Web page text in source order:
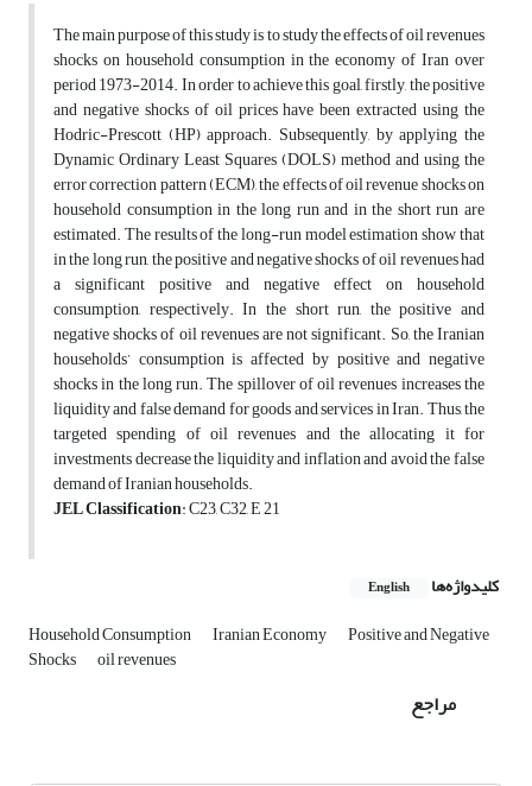
The main purpose of this study is to study the effects of oil revenues
shocks on household consumption in the economy of Iran over
period 1973-2014. In order to achieve this goal, firstly, the positive
and negative shocks of oil prices have been extracted using the
Hodric-Prescott (HP) approach. Subsequently, by applying the
Dynamic Ordinary Least Squares (DOLS) method and using the
error correction pattern (ECM), the effects of oil revenue shocks on
household consumption in the long run and in the short run are
estimated. The results of the long-run model estimation show that
in the long run, the positive and negative shocks of oil revenues had
a significant positive and negative effect on household
consumption, respectively. In the short run, the positive and
negative shocks of oil revenues are not significant. So, the Iranian
households’ consumption is affected by positive and negative
shocks in the long run. The spillover of oil revenues increases the
liquidity and false demand for goods and services in Iran. Thus, the
targeted spending of oil revenues and the allocating it for
investments decrease the liquidity and inflation and avoid the false
demand of Iranian households.
JEL Classification: C23, C32, E 21
کلیدواژه‌ها English
Household Consumption Iranian Economy Positive and Negative
Shocks oil revenues
مراجع